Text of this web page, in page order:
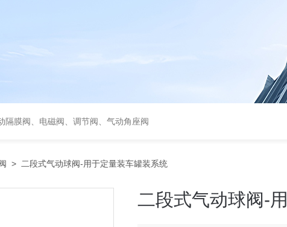
隔膜阀、电磁阀、调节阀、气动角座阀
> 二段式气动球阀-用于定量装车罐装系统
二段式气动球阀-